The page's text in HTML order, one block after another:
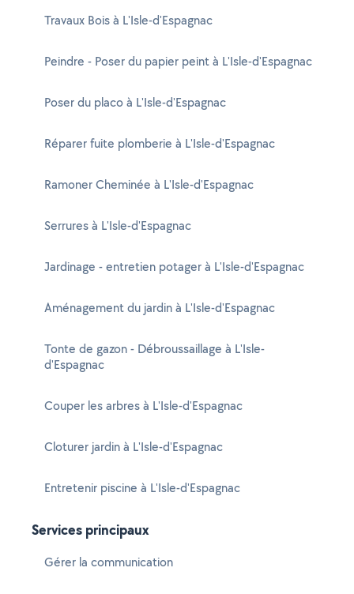
Travaux Bois à L'Isle-d'Espagnac
Peindre - Poser du papier peint à L'Isle-d'Espagnac
Poser du placo à L'Isle-d'Espagnac
Réparer fuite plomberie à L'Isle-d'Espagnac
Ramoner Cheminée à L'Isle-d'Espagnac
Serrures à L'Isle-d'Espagnac
Jardinage - entretien potager à L'Isle-d'Espagnac
Aménagement du jardin à L'Isle-d'Espagnac
Tonte de gazon - Débroussaillage à L'Isle-
d'Espagnac
Couper les arbres à L'Isle-d'Espagnac
Cloturer jardin à L'Isle-d'Espagnac
Entretenir piscine à L'Isle-d'Espagnac
Services principaux
Gérer la communication